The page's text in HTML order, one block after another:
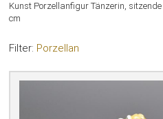
AUKTIONEN
BIETEN
VERGANGENE
Kunst Porzellanfigur Tänzerin,
cm
Filter: Porzellan